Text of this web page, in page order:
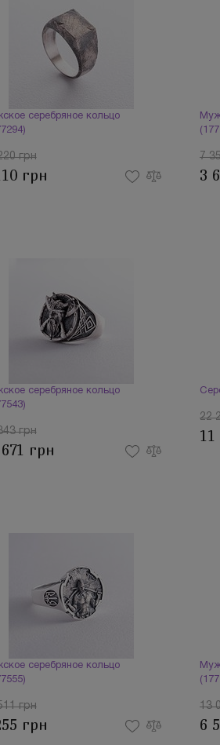
серебряное кольцо
грн
грн
7
3
серебряное кольцо
грн
грн
22
11
серебряное кольцо
грн
грн
13
6